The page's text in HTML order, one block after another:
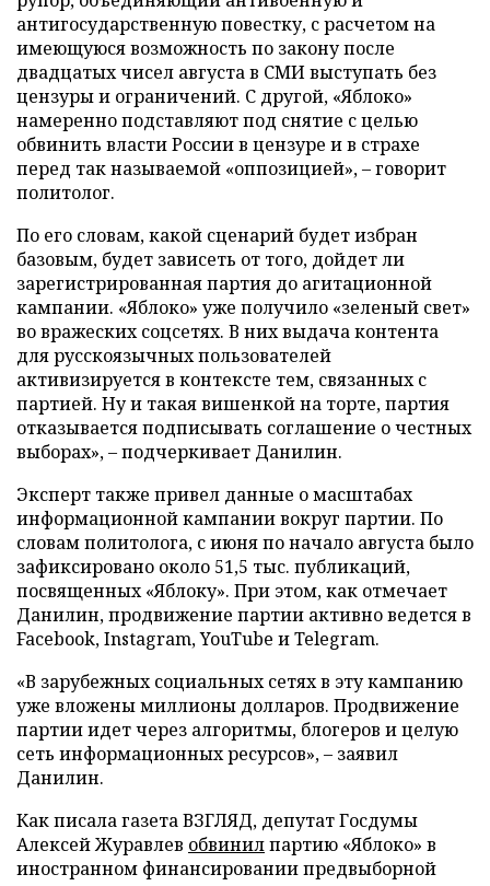
антигосударственную повестку, с расчетом на
имеющуюся возможность по закону после
двадцатых чисел августа в СМИ выступать без
цензуры и ограничений. С другой, «Яблоко»
намеренно подставляют под снятие с целью
обвинить власти России в цензуре и в страхе
перед так называемой «оппозицией», – говорит
политолог.
По его словам, какой сценарий будет избран
базовым, будет зависеть от того, дойдет ли
зарегистрированная партия до агитационной
кампании. «Яблоко» уже получило «зеленый свет»
во вражеских соцсетях. В них выдача контента
для русскоязычных пользователей
активизируется в контексте тем, связанных с
партией. Ну и такая вишенкой на торте, партия
отказывается подписывать соглашение о честных
выборах», – подчеркивает Данилин.
Эксперт также привел данные о масштабах
информационной кампании вокруг партии. По
словам политолога, с июня по начало августа было
зафиксировано около 51,5 тыс. публикаций,
посвященных «Яблоку». При этом, как отмечает
Данилин, продвижение партии активно ведется в
Facebook, Instagram, YouTube и Telegram.
«В зарубежных социальных сетях в эту кампанию
уже вложены миллионы долларов. Продвижение
партии идет через алгоритмы, блогеров и целую
сеть информационных ресурсов», – заявил
Данилин.
Как писала газета ВЗГЛЯД, депутат Госдумы
Алексей Журавлев обвинилпартию «Яблоко» в
иностранном финансировании предвыборной